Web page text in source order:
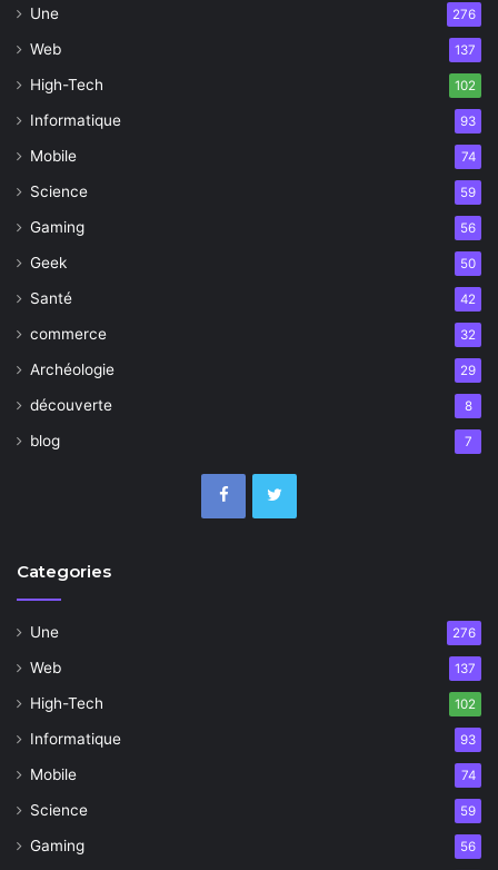
Une 276
Web 137
High-Tech 102
Informatique 93
Mobile 74
Science 59
Gaming 56
Geek 50
Santé 42
commerce 32
Archéologie 29
découverte 8
blog 7
Categories
Une 276
Web 137
High-Tech 102
Informatique 93
Mobile 74
Science 59
Gaming 56